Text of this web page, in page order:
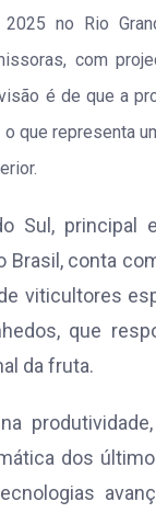
no Rio
com
é de que a
que representa
Sul, principal
Brasil, conta
viticultores
que
da fruta.
dos